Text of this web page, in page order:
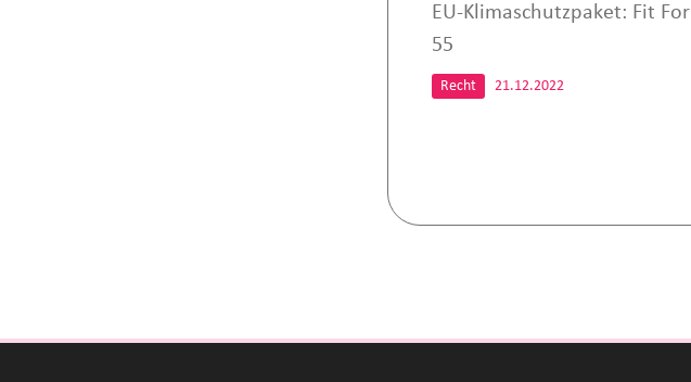
EU-Klimaschutzpaket: Fit For
55
Recht 21.12.2022